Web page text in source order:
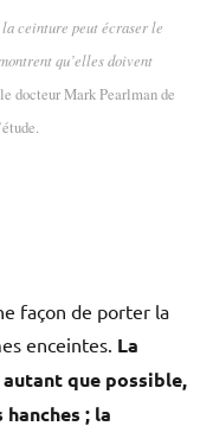
la ceinture peut écraser le
qu’elles doivent
docteur Mark Pearlman de
façon de porter la
enceintes. La
que possible,
; la